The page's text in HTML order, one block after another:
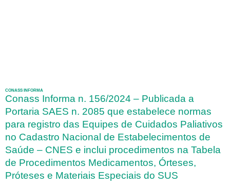
CONASS INFORMA
Conass Informa n. 156/2024 – Publicada a
Portaria SAES n. 2085 que estabelece normas
para registro das Equipes de Cuidados Paliativos
no Cadastro Nacional de Estabelecimentos de
Saúde – CNES e inclui procedimentos na Tabela
de Procedimentos Medicamentos, Órteses,
Próteses e Materiais Especiais do SUS